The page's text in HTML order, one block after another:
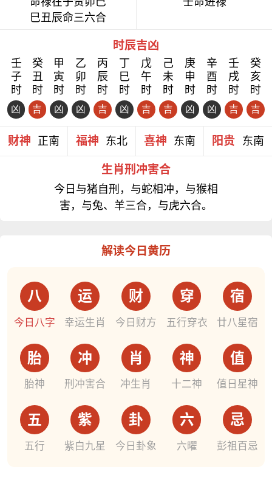
巳丑辰命三六合
时辰吉凶
壬
子
时
凶
癸
丑
时
吉
甲
寅
时
凶
乙
卯
时
凶
丙
辰
时
吉
丁
巳
时
凶
戊
午
时
吉
己
未
时
吉
庚
申
时
凶
辛
酉
时
凶
壬
戌
时
吉
癸
亥
时
吉
财神 正南 福神 东北 喜神 东南 阳贵 东南
生肖刑冲害合
今日与猪自刑，与蛇相冲，与猴相
害，与兔、羊三合，与虎六合。
解读今日黄历
八
今日八字
运
幸运生肖
财
今日财方
穿
五行穿衣
宿
廿八星宿
胎
胎神
冲
刑冲害合
肖
冲生肖
神
十二神
值
值日星神
五
五行
紫
紫白九星
卦
今日卦象
六
六曜
忌
彭祖百忌